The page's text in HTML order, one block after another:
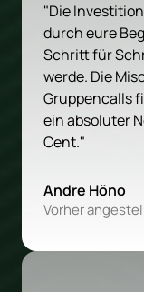
"Die
durch eure
Schritt für
werde. Die
Gruppencalls
ein absoluter
Cent."
Andre Höno
Vorher